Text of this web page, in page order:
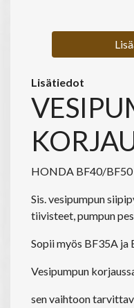
Lisätiedot
HONDA BF40/
Sis. vesipumpun
tiivisteet, pumpun
Sopii myös BF35A
Vesipumpun
sen vaihtoon